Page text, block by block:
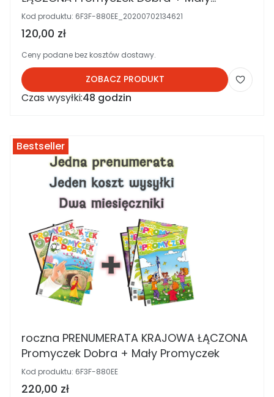
Promyczek
Kod produktu: 6F3F-880EE_20200702134621
Cena brutto
120,00 zł
Ceny podane bez kosztów dostawy.
ZOBACZ PRODUKT
Czas wysyłki:48 godzin
Bestseller
roczna PRENUMERATA KRAJOWA ŁĄCZONA
Promyczek Dobra + Mały Promyczek
Kod produktu: 6F3F-880EE
Cena brutto
220,00 zł